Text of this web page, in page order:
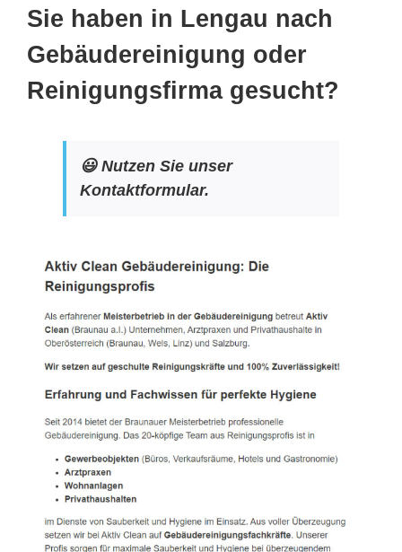
Sie haben in Lengau nach
Gebäudereinigung oder
Reinigungsfirma gesucht?
😃 Nutzen Sie unser
Kontaktformular.